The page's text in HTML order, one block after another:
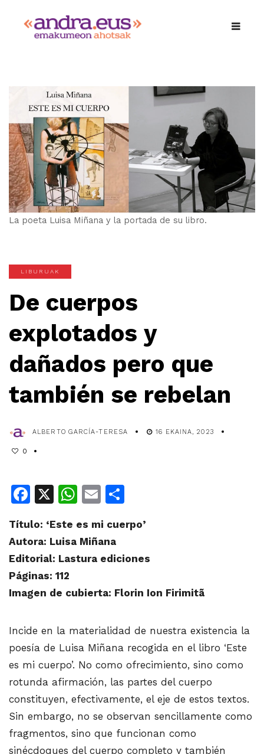
La poeta Luisa Miñana y la portada de su libro.
LIBURUAK
De cuerpos
explotados y
dañados pero que
también se rebelan
ALBERTO GARCÍA-TERESA 16 EKAINA, 2023
0
Facebook
X WhatsApp
Email
Título: ‘Este es mi cuerpo’
Autora: Luisa Miñana
Editorial: Lastura ediciones
Páginas: 112
Imagen de cubierta: Florin Ion Firimitã
Incide en la materialidad de nuestra existencia la
poesía de Luisa Miñana recogida en el libro ‘Este
es mi cuerpo’. No como ofrecimiento, sino como
rotunda afirmación, las partes del cuerpo
constituyen, efectivamente, el eje de estos textos.
Sin embargo, no se observan sencillamente como
fragmentos, sino que funcionan como
sinécdoques del cuerpo completo y también